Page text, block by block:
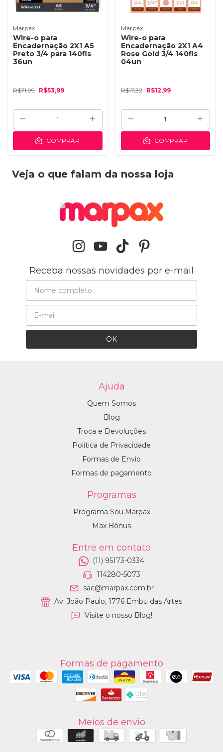
Marpax
Wire-o para
Encadernação 2X1 A5
Preto 3/4 para 140fls
36un
R$71,99 R$53,99
COMPRAR
Marpax
Wire-o para
Encadernação 2X1 A4
Rose Gold 3/4 140fls
04un
R$17,32 R$12,99
COMPRAR
Veja o que falam da nossa loja
Receba nossas novidades por e-mail
Ajuda
Quem Somos
Blog
Troca e Devoluções
Política de Privacidade
Formas de Envio
Formas de pagamento
Programas
Programa Sou.Marpax
Max Bônus
Entre em contato
(11) 95173-0334
114280-5073
sac@marpax.com.br
Av. João Paulo, 1776 Embu das Artes
Visite o nosso Blog!
Formas de pagamento
Meios de envio